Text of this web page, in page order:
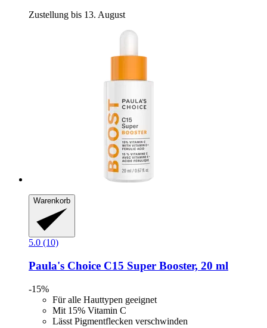
Zustellung bis 13. August
Warenkorb
5.0 (10)
Paula's Choice C15 Super Booster, 20 ml
-15%
Für alle Hauttypen geeignet
Mit 15% Vitamin C
Lässt Pigmentflecken verschwinden